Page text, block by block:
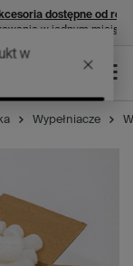
dostępne od ręki
w jednym miejscu
Wypełniacze